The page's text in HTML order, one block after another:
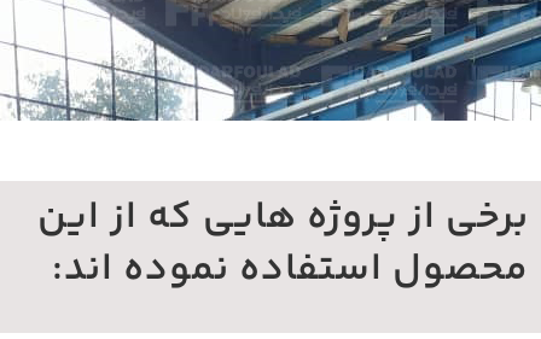
از پروژه هایی که از این
استفاده نموده اند: